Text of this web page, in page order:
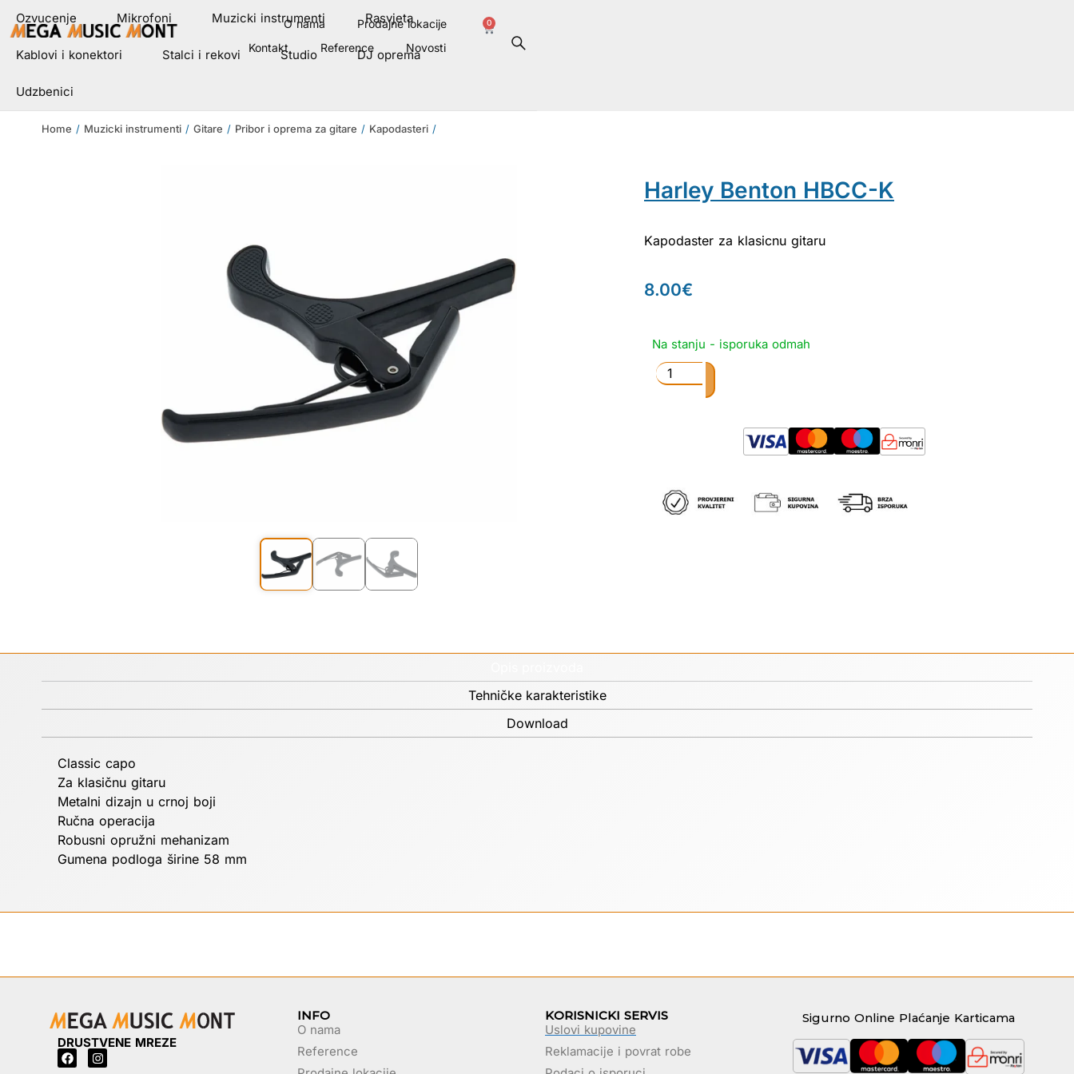
O nama
Prodajne lokacije
Kontakt
Reference Novosti
0
Ozvucenje Mikrofoni Muzicki instrumenti Rasvjeta
Kablovi i konektori Stalci i rekovi Studio DJ oprema
Udzbenici
Home / Muzicki instrumenti / Gitare / Pribor i oprema za gitare / Kapodasteri /
Harley Benton HBCC-K
8.00€
Na stanju - isporuka odmah
Kapodaster za klasicnu gitaru
Tehničke karakteristike
Download
Classic capo
Za klasičnu gitaru
Metalni dizajn u crnoj boji
Ručna operacija
Robusni opružni mehanizam
Gumena podloga širine 58 mm
DRUSTVENE MREZE
INFO
O nama
Reference
KORISNICKI SERVIS
Uslovi kupovine
Reklamacije i povrat robe
Sigurno Online Plaćanje Karticama